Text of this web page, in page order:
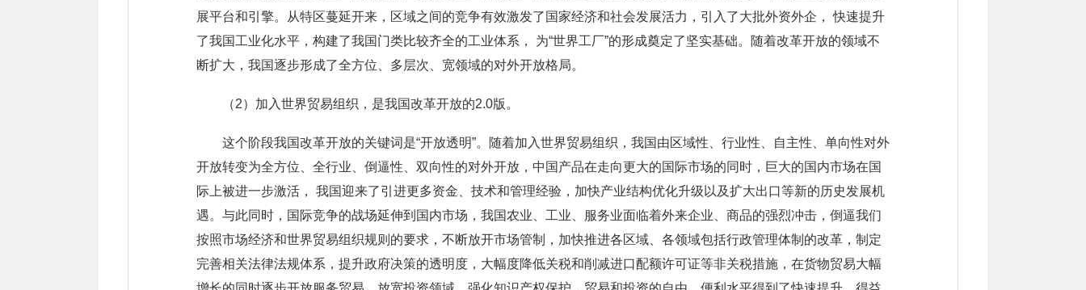
展平台和引擎。从特区蔓延开来，区域之间的竞争有效激发了国家经济和社会发展活力，引入了大批外资外企， 快速提升
了我国工业化水平，构建了我国门类比较齐全的工业体系， 为“世界工厂”的形成奠定了坚实基础。随着改革开放的领域不
断扩大，我国逐步形成了全方位、多层次、宽领域的对外开放格局。
（2）加入世界贸易组织，是我国改革开放的2.0版。
这个阶段我国改革开放的关键词是“开放透明”。随着加入世界贸易组织，我国由区域性、行业性、自主性、单向性对外
开放转变为全方位、全行业、倒逼性、双向性的对外开放，中国产品在走向更大的国际市场的同时，巨大的国内市场在国
际上被进一步激活， 我国迎来了引进更多资金、技术和管理经验，加快产业结构优化升级以及扩大出口等新的历史发展机
遇。与此同时，国际竞争的战场延伸到国内市场，我国农业、工业、服务业面临着外来企业、商品的强烈冲击，倒逼我们
按照市场经济和世界贸易组织规则的要求，不断放开市场管制，加快推进各区域、各领域包括行政管理体制的改革，制定
完善相关法律法规体系，提升政府决策的透明度，大幅度降低关税和削减进口配额许可证等非关税措施，在货物贸易大幅